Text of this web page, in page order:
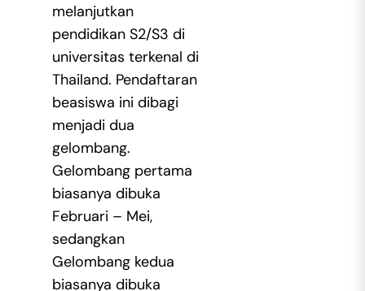
melanjutkan
pendidikan S2/S3 di
universitas terkenal di
Thailand. Pendaftaran
beasiswa ini dibagi
menjadi dua
gelombang.
Gelombang pertama
biasanya dibuka
Februari – Mei,
sedangkan
Gelombang kedua
biasanya dibuka